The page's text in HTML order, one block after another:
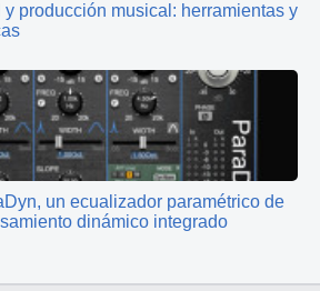
y producción musical: herramientas y
un ecualizador paramétrico de
dinámico integrado